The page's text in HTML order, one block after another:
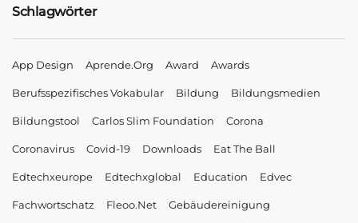
Schlagwörter
App Design Aprende.org Award Awards
Berufsspezifisches Vokabular Bildung Bildungsmedien
Bildungstool Carlos Slim Foundation Corona
Coronavirus Covid-19 Downloads Eat The Ball
Edtechxeurope Edtechxglobal Education Edvec
Fachwortschatz Fleoo.net Gebäudereinigung